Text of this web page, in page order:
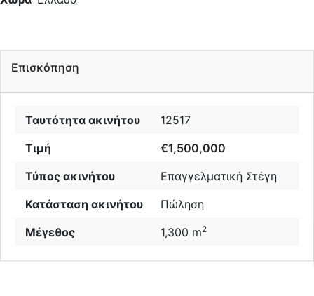
Επισκόπηση
Ταυτότητα ακινήτου
12517
Τιμή
€1,500,000
Τύπος ακινήτου
Επαγγελματική Στέγη
Κατάσταση ακινήτου
Πώληση
Μέγεθος
1,300 m2